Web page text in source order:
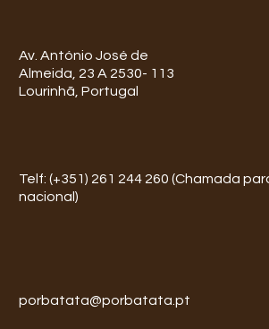
Av. António José de
Almeida, 23 A 2530- 113
Lourinhã, Portugal
Telf: (+351) 261 244 260 (Chamada
nacional)
porbatata@porbatata.pt